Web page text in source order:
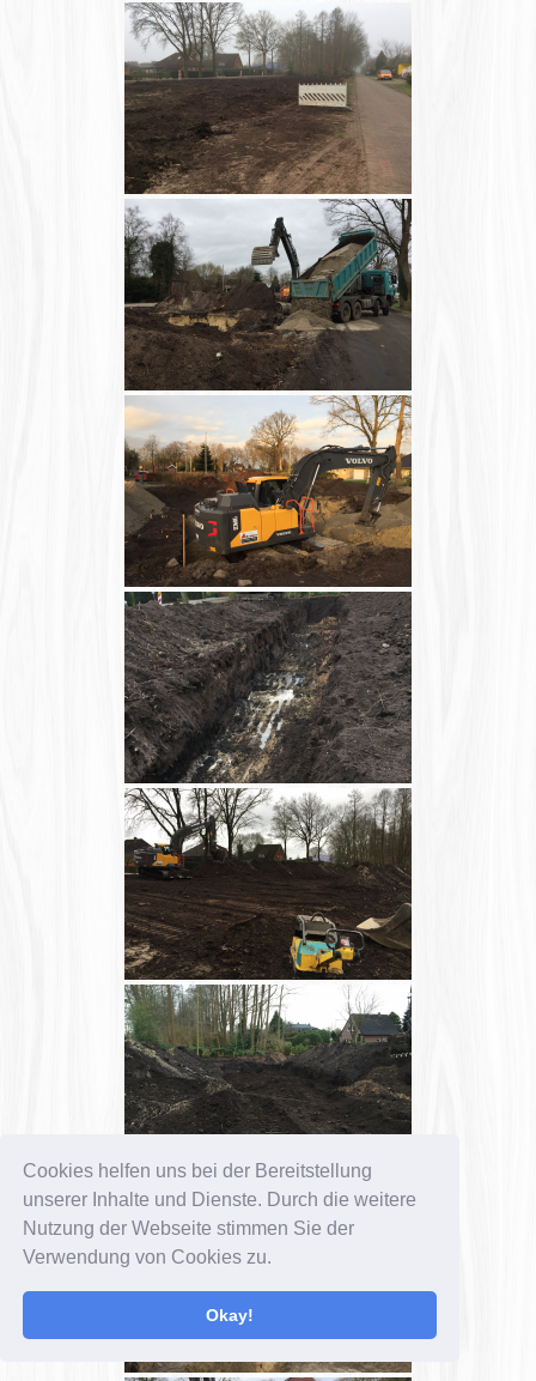
Cookies helfen uns bei der Bereitstellung
unserer Inhalte und Dienste. Durch die weitere
Nutzung der Webseite stimmen Sie der
Verwendung von Cookies zu.
Okay!